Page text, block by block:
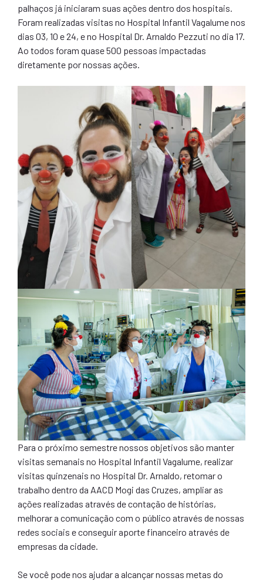
palhaços já iniciaram suas ações dentro dos hospitais.
Foram realizadas visitas no Hospital Infantil Vagalume nos
dias 03, 10 e 24, e no Hospital Dr. Arnaldo Pezzuti no dia 17.
Ao todos foram quase 500 pessoas impactadas
diretamente por nossas ações.
Para o próximo semestre nossos objetivos são manter
visitas semanais no Hospital Infantil Vagalume, realizar
visitas quinzenais no Hospital Dr. Arnaldo, retomar o
trabalho dentro da AACD Mogi das Cruzes, ampliar as
ações realizadas através de contação de histórias,
melhorar a comunicação com o público através de nossas
redes sociais e conseguir aporte financeiro através de
empresas da cidade.
Se você pode nos ajudar a alcançar nossas metas do